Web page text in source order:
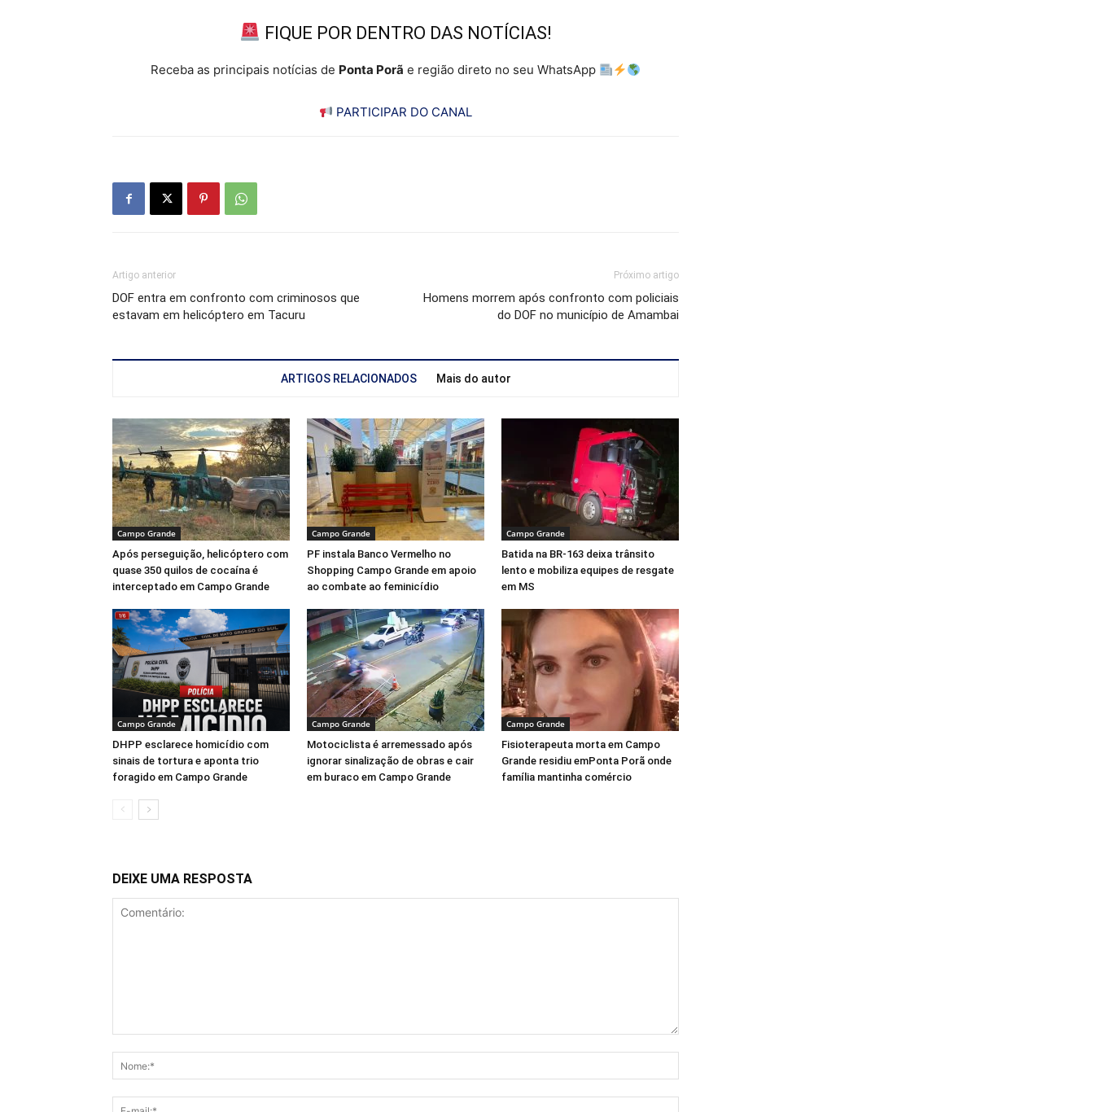
FIQUE POR DENTRO DAS NOTÍCIAS!
Receba as principais notícias de Ponta Porã e região direto no seu WhatsApp
PARTICIPAR DO CANAL
Artigo anterior
DOF entra em confronto com criminosos que
estavam em helicóptero em Tacuru
Próximo artigo
Homens morrem após confronto com policiais
do DOF no município de Amambai
ARTIGOS RELACIONADOS Mais do autor
Campo Grande
Após perseguição, helicóptero com
quase 350 quilos de cocaína é
interceptado em Campo Grande
Campo Grande
PF instala Banco Vermelho no
Shopping Campo Grande em apoio
ao combate ao feminicídio
Campo Grande
Batida na BR-163 deixa trânsito
lento e mobiliza equipes de resgate
em MS
Campo Grande
DHPP esclarece homicídio com
sinais de tortura e aponta trio
foragido em Campo Grande
Campo Grande
Motociclista é arremessado após
ignorar sinalização de obras e cair
em buraco em Campo Grande
Campo Grande
Fisioterapeuta morta em Campo
Grande residiu emPonta Porã onde
família mantinha comércio
DEIXE UMA RESPOSTA